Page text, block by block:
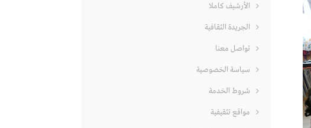
الأرشيف كاملا
الجريدة الثقافية
تواصل معنا
سياسة الخصوصية
شروط الخدمة
مواقع تثقيفية